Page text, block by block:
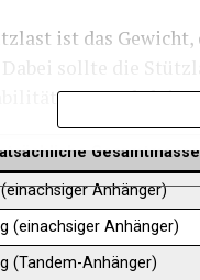
ist das Gewicht,
Dabei sollte die
zu
Gesamtmasse
Anhänger)
(einachsiger Anhänger)
(Tandem-Anhänger)